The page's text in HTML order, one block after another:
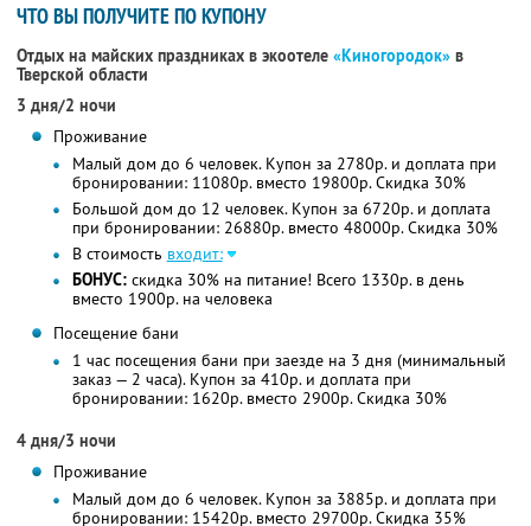
ЧТО ВЫ ПОЛУЧИТЕ ПО КУПОНУ
Отдых на майских праздниках в экоотеле «Киногородок» в
Тверской области
3 дня/2 ночи
Проживание
Малый дом до 6 человек. Купон за 2780р. и доплата при
бронировании: 11080р. вместо 19800р. Скидка 30%
Большой дом до 12 человек. Купон за 6720р. и доплата
при бронировании: 26880р. вместо 48000р. Скидка 30%
В стоимость входит:
БОНУС:скидка 30% на питание! Всего 1330р. в день
вместо 1900р. на человека
Посещение бани
1 час посещения бани при заезде на 3 дня (минимальный
заказ — 2 часа). Купон за 410р. и доплата при
бронировании: 1620р. вместо 2900р. Скидка 30%
4 дня/3 ночи
Проживание
Малый дом до 6 человек. Купон за 3885р. и доплата при
бронировании: 15420р. вместо 29700р. Скидка 35%